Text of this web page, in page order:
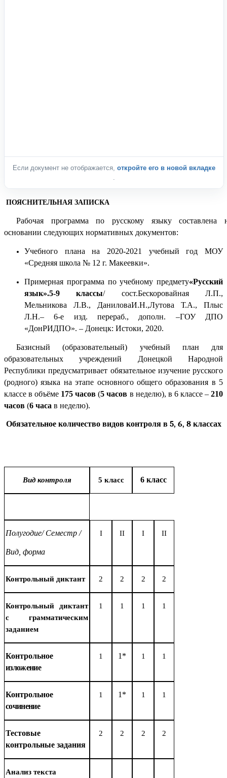
Если документ не отображается, откройте его в новой вкладке
ПОЯСНИТЕЛЬНАЯ ЗАПИСКА
Рабочая программа по русскому языку составлена
основании следующих нормативных документов:
Учебного плана на 2020-2021 учебный год МОУ
«Средняя школа № 12 г. Макеевки».
Примерная программа по учебному предмету«Русский
язык».5-9 классы/ сост.Бескоровайная Л.П.,
Мельникова Л.В., ДаниловаИ.Н.,Лутова Т.А., Плыс
Л.Н.– 6-е изд. перераб., дополн. –ГОУ ДПО
«ДонРИДПО». – Донецк: Истоки, 2020.
Базисный (образовательный) учебный план для
образовательных учреждений Донецкой Народной
Республики предусматривает обязательное изучение русского
(родного) языка на этапе основного общего образования в 5
классе в объёме 175 часов (5 часов в неделю), в 6 классе –210
часов (6 часа в неделю).
Обязательное количество видов контроля в 5, 6, 8 классах
Вид контроля 5 класс 6 класс
Полугодие/Семестр /
Вид, форма
I II I II
Контрольный диктант 2 2 2 2
Контрольный диктант
с грамматическим
заданием
1 1 1 1
Контрольное
изложение
1 1* 1 1
Контрольное
сочинение
1 1* 1 1
Тестовые
контрольные задания
2 2 2 2
Анализ текста